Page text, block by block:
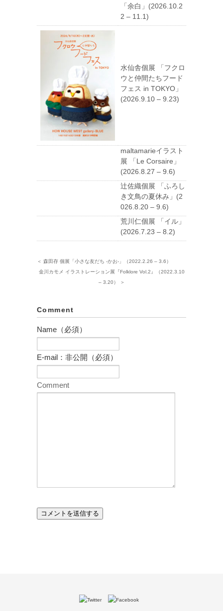
「余白」(2026.10.2
2 – 11.1)
水仙舎個展 「フクロ
ウと仲間たちフード
フェス in TOKYO」
(2026.9.10 – 9.23)
maltamarieイラスト
展 「Le Corsaire」
(2026.8.27 – 9.6)
辻佐織個展 「ふろし
き文鳥の夏休み」(2
026.8.20 – 9.6)
荒川仁個展 「イル」
(2026.7.23 – 8.2)
＜ 森田存 個展「小さな友だち -かお-」（2022.2.26 – 3.6）
金川カモメ イラストレーション展『Folklore Vol.2』（2022.3.10
– 3.20） ＞
Comment
Name（必須）
E-mail：非公開（必須）
Comment